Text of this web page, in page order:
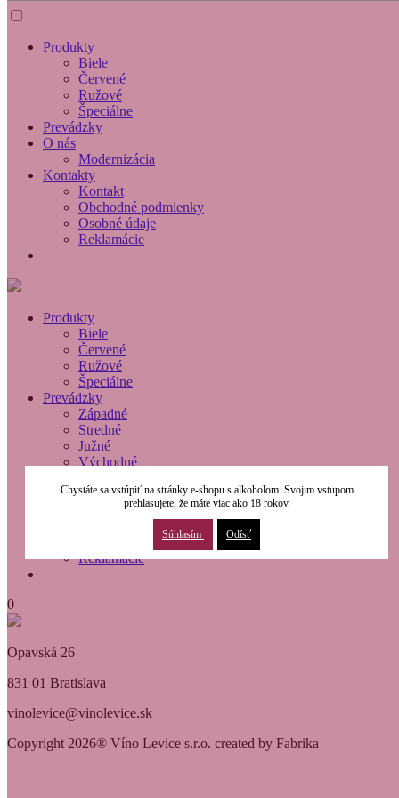
Produkty
Biele
Červené
Ružové
Špeciálne
Prevádzky
O nás
Modernizácia
Kontakty
Kontakt
Obchodné podmienky
Osobné údaje
Reklamácie
Produkty
Biele
Červené
Ružové
Špeciálne
Prevádzky
Západné
Stredné
Južné
Východné
Modernizácia
Reklamácie
0
Opavská 26
831 01 Bratislava
vinolevice@vinolevice.sk
Copyright 2026® Víno Levice s.r.o. created by Fabrika
Chystáte sa vstúpiť na stránky e-shopu s alkoholom. Svojim vstupom
prehlasujete, že máte viac ako 18 rokov.
Súhlasím Odísť